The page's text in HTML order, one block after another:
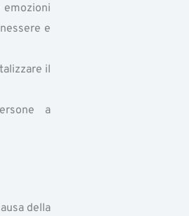
e
il
a
della